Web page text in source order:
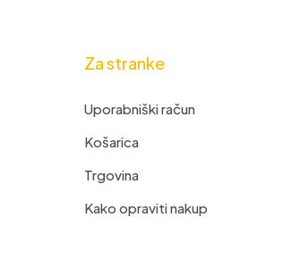
Za stranke
Uporabniški račun
Košarica
Trgovina
Kako opraviti nakup